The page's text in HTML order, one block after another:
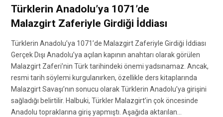
Türklerin Anadolu’ya 1071’de
Malazgirt Zaferiyle Girdiği İddiası
Türklerin Anadolu’ya 1071’de Malazgirt Zaferiyle Girdiği İddiası
Gerçek Dışı Anadolu’ya açılan kapının anahtarı olarak görülen
Malazgirt Zaferi’nin Türk tarihindeki önemi yadsınamaz. Ancak,
resmi tarih söylemi kurgulanırken, özellikle ders kitaplarında
Malazgirt Savaşı’nın sonucu olarak Türklerin Anadolu’ya girişini
sağladığı belirtilir. Halbuki, Türkler Malazgirt’in çok öncesinde
Anadolu topraklarına giriş yapmıştı. Aşağıda aktarılan…